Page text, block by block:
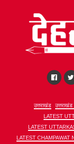
उत्तराखंड
LATEST
LATEST
LATEST CHAMPAWAT